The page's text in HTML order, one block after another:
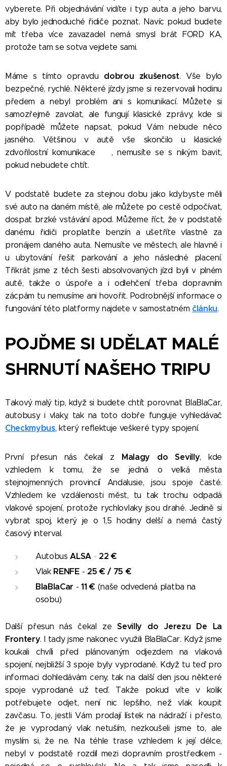
vyberete. Při objednávání vidíte i typ auta a jeho barvu,
aby bylo jednoduché řidiče poznat. Navíc pokud budete
mít třeba více zavazadel nemá smysl brát FORD KA,
protože tam se sotva vejdete sami.
Máme s tímto opravdu dobrou zkušenost. Vše bylo
bezpečné, rychlé. Některé jízdy jsme si rezervovali hodinu
předem a nebyl problém ani s komunikací. Můžete si
samozřejmě zavolat, ale fungují klasické zprávy, kde si
popřípadě můžete napsat, pokud Vám nebude něco
jasného. Většinou v autě vše skončilo u klasické
zdvořilostní komunikace
, nemusíte se s nikým bavit,
pokud nebudete chtít.
V podstatě budete za stejnou dobu jako kdybyste měli
své auto na daném místě, ale můžete po cestě odpočívat,
dospat brzké vstávání apod. Můžeme říct, že v podstatě
danému řidiči proplatíte benzín a ušetříte vlastně za
pronájem daného auta. Nemusíte ve městech, ale hlavně i
u ubytování řešit parkování a jeho následné placení.
Třikrát jsme z těch šesti absolvovaných jízd byli v plném
autě, takže o úspoře a i odlehčení třeba dopravním
zácpám tu nemusíme ani hovořit. Podrobnější informace o
fungování této platformy najdete v samostatném článku.
POJĎME SI UDĚLAT MALÉ
SHRNUTÍ NAŠEHO TRIPU
Takový malý tip, když si budete chtít porovnat BlaBlaCar,
autobusy i vlaky, tak na toto dobře funguje vyhledávač
Checkmybus, který reflektuje veškeré typy spojení.
První přesun nás čekal z Malagy do Sevilly, kde
vzhledem k tomu, že se jedná o velká města
stejnojmenných provincíí Andalusie, jsou spoje časté.
Vzhledem ke vzdálenosti měst, tu tak trochu odpadá
vlakové spojení, protože rychlovlaky jsou drahé. Jedině si
vybrat spoj, který je o 1,5 hodiny delší a nemá častý
časový interval.
AutobusALSA - 22 €
VlakRENFE - 25 € / 75 €
BlaBlaCar - 11€ (naše odvedená platba na
osobu)
Další přesun nás čekal zeSevilly do Jerezu De La
Frontery. I tady jsme nakonec využili BlaBlaCar. Když jsme
koukali chvíli před plánovaným odjezdem na vlaková
spojení, nejbližší 3 spoje byly vyprodané. Když tu teď pro
informaci dohledávám ceny, tak na další den jsou některé
spoje vyprodané už teď. Takže pokud víte v kolik
potřebujete odjet, není nic lepšího, než vlak koupit
zavčasu. To, jestli Vám prodají lístek na nádraží i přesto,
že je vyprodaný vlak netuším, nezkoušeli jsme to, ale
myslím si, že ne. Na téhle trase vzhledem k její délce,
nebyl v podstatě rozdíl mezi dopravním prostředkem -